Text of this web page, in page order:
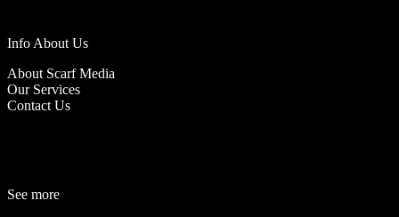
Info About Us
About Scarf Media
Our Services
Contact Us
See more